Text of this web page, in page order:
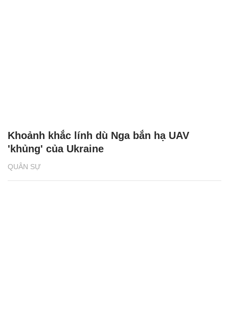
QUÂN SỰ
Khoảnh khắc lính dù Nga bắn hạ UAV
'khủng' của Ukraine